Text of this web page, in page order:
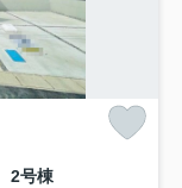
2号棟